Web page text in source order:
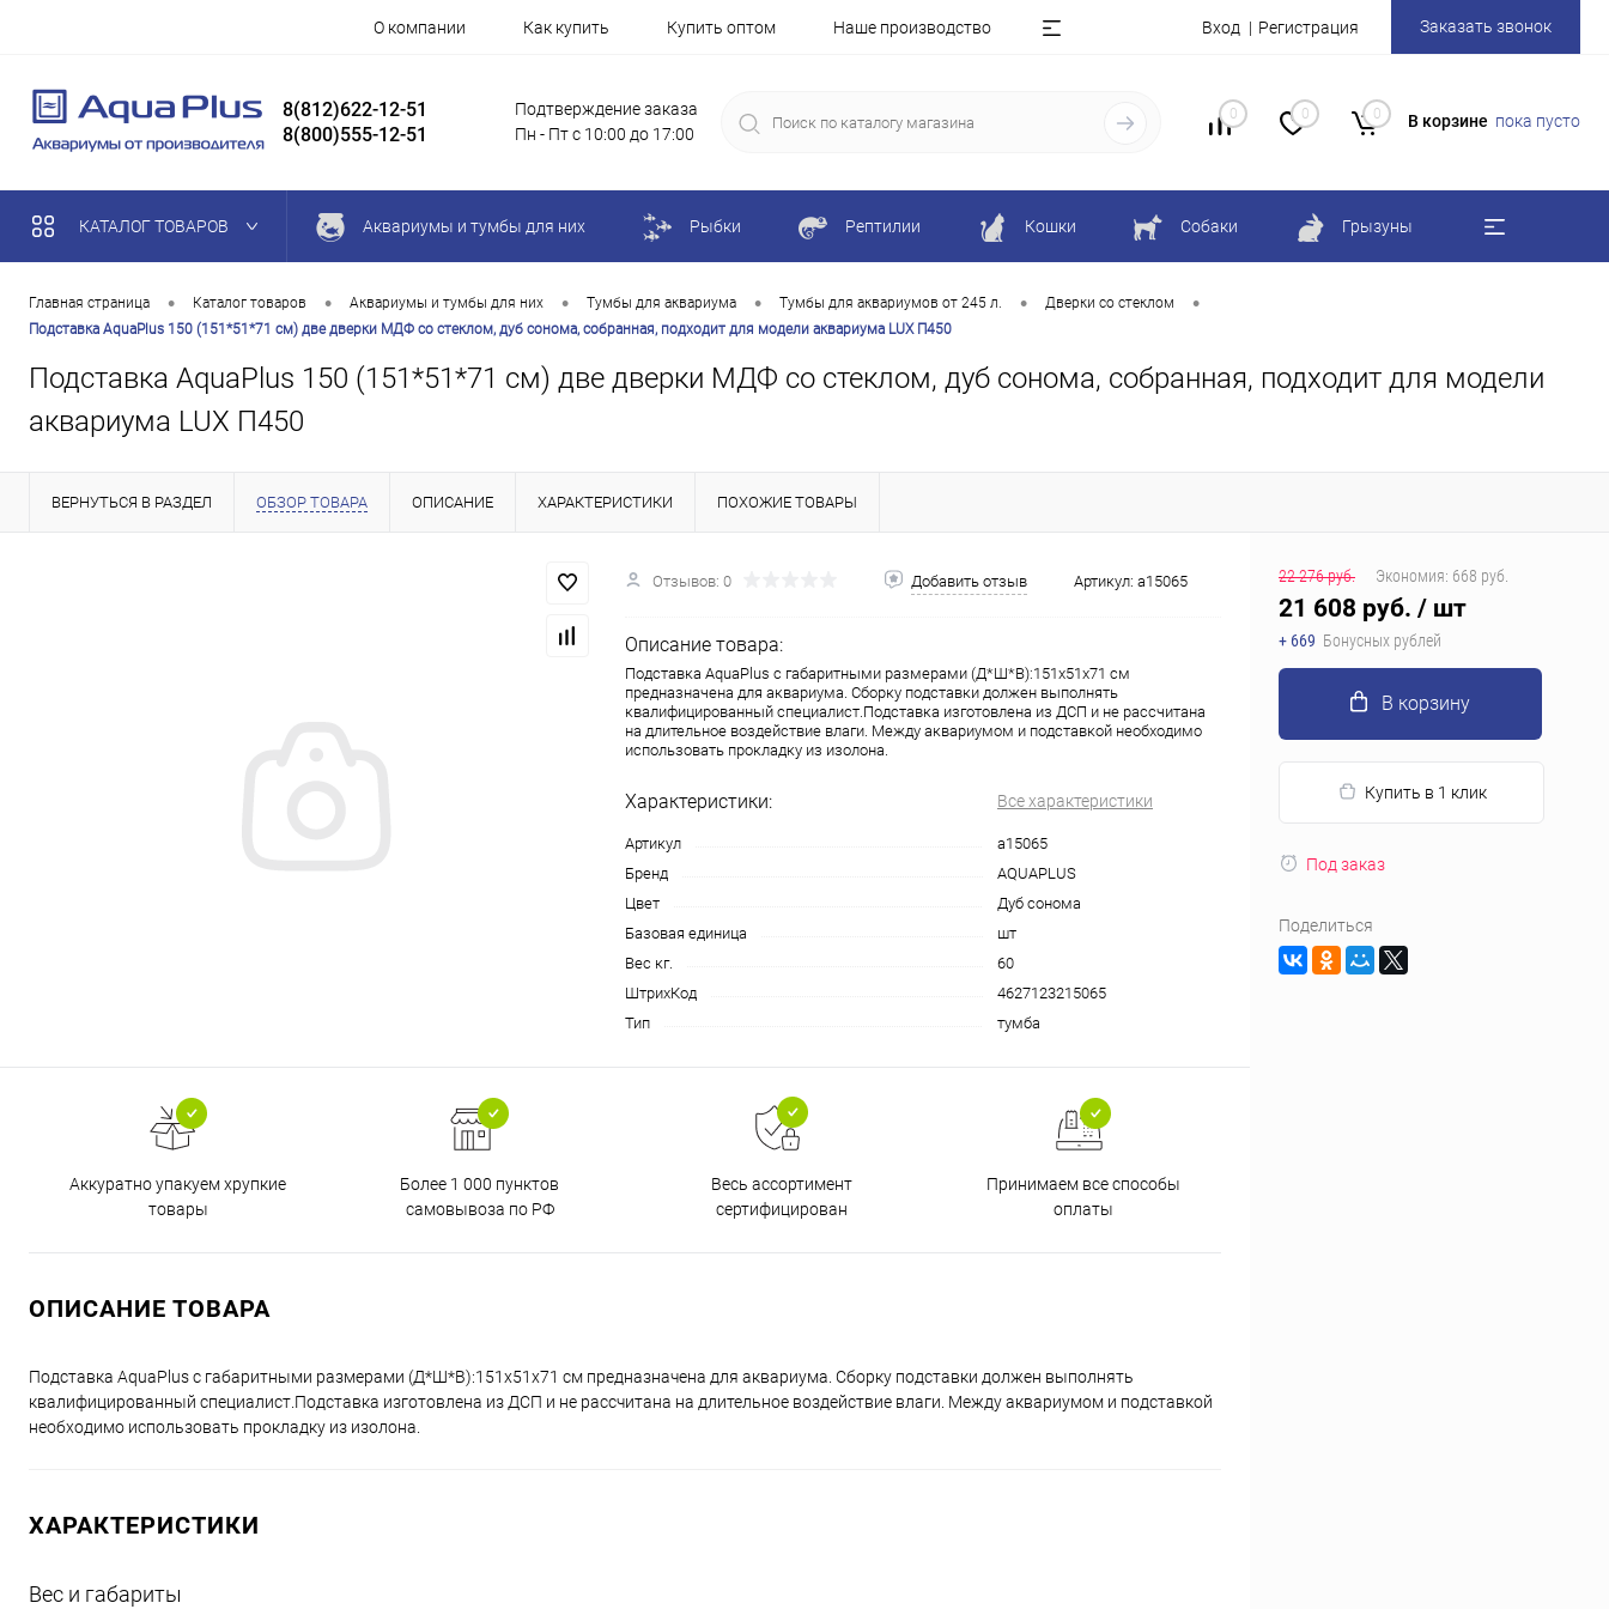
О компании Как купить Купить оптом Наше производство Вход Регистрация Заказать звонок
8(812)622-12-51
8(800)555-12-51
Подтверждение заказа
Пн - Пт с 10:00 до 17:00
0 0 0 В корзине пока пусто
КАТАЛОГ ТОВАРОВ Аквариумы и тумбы для них Рыбки Рептилии Кошки Собаки Грызуны
Главная страница • Каталог товаров • Аквариумы и тумбы для них • Тумбы для аквариума • Тумбы для аквариумов от 245 л. • Дверки со стеклом •
Подставка AquaPlus 150 (151*51*71 см) две дверки МДФ со стеклом, дуб сонома, собранная, подходит для модели аквариума LUX П450
Подставка AquaPlus 150 (151*51*71 см) две дверки МДФ со стеклом, дуб сонома, собранная, подходит для модели
аквариума LUX П450
ВЕРНУТЬСЯ В РАЗДЕЛ ОБЗОР ТОВАРА ОПИСАНИЕ ХАРАКТЕРИСТИКИ ПОХОЖИЕ ТОВАРЫ
Отзывов: 0 Добавить отзыв Артикул: a15065
Описание товара:
Подставка AquaPlus с габаритными размерами (Д*Ш*В):151x51x71 см
предназначена для аквариума. Сборку подставки должен выполнять
квалифицированный специалист.Подставка изготовлена из ДСП и не рассчитана
на длительное воздействие влаги. Между аквариумом и подставкой необходимо
использовать прокладку из изолона.
Характеристики: Все характеристики
Артикул
a15065
Бренд
AQUAPLUS
Цвет
Дуб сонома
Базовая единица
шт
Вес кг.
60
ШтрихКод
4627123215065
Тип
тумба
Аккуратно упакуем хрупкие
товары
Более 1 000 пунктов
самовывоза по РФ
Весь ассортимент
сертифицирован
Принимаем все способы
оплаты
ОПИСАНИЕ ТОВАРА
Подставка AquaPlus с габаритными размерами (Д*Ш*В):151x51x71 см предназначена для аквариума. Сборку подставки должен выполнять
квалифицированный специалист.Подставка изготовлена из ДСП и не рассчитана на длительное воздействие влаги. Между аквариумом и подставкой
необходимо использовать прокладку из изолона.
ХАРАКТЕРИСТИКИ
Вес и габариты
22 276 руб. Экономия: 668 руб.
21 608 руб. / шт
+ 669 Бонусных рублей
В корзину
Купить в 1 клик
Под заказ
Поделиться